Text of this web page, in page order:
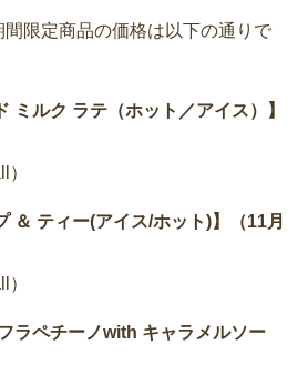
限定商品の価格は以下の通りで
ミルク ラテ（ホット／アイス）】
＆ ティー(アイス/ホット)】（11月
ラペチーノwith キャラメルソー